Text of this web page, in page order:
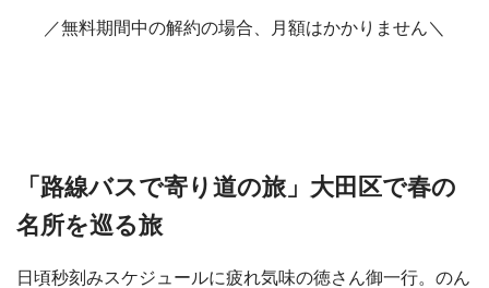
／無料期間中の解約の場合、月額はかかりません＼
「路線バスで寄り道の旅」大田区で春の
名所を巡る旅
日頃秒刻みスケジュールに疲れ気味の徳さん御一行。のん